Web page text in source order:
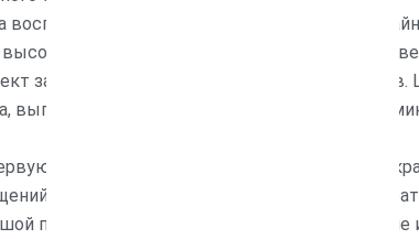
восприятие размера помещения и общий
высоту небольших или низких помещений при
за счет большего количества линий стыков.
выглядит солиднее и современнее, а также
очередь, для минимизации отходов и
с высотой потолков 2,5 м логично
протяженности (например, 6 метров) лучше